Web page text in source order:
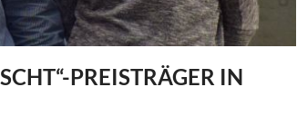
PREISTRÄGER IN